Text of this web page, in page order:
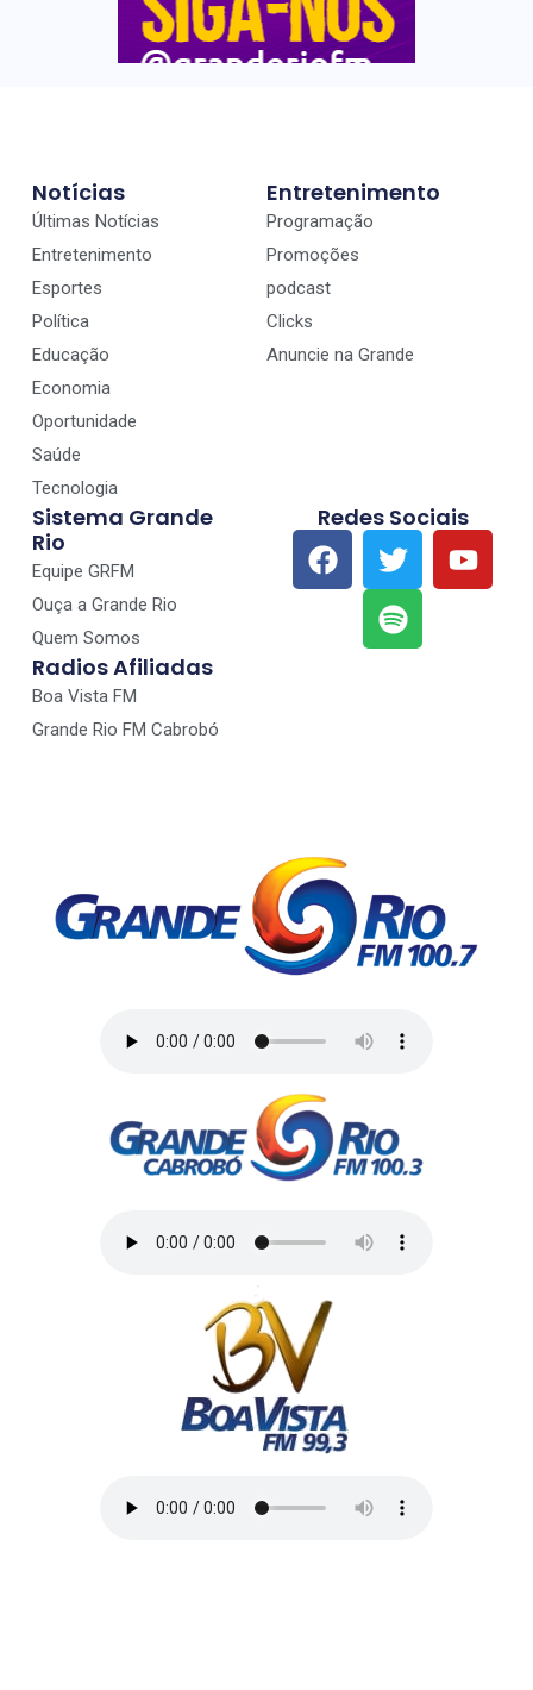
Notícias
Últimas Notícias
Entretenimento
Esportes
Política
Educação
Economia
Oportunidade
Saúde
Tecnologia
Entretenimento
Programação
Promoções
podcast
Clicks
Anuncie na Grande
Sistema Grande
Rio
Equipe GRFM
Ouça a Grande Rio
Quem Somos
Radios Afiliadas
Boa Vista FM
Grande Rio FM Cabrobó
Redes Sociais